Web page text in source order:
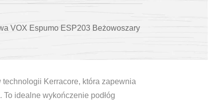
VOX Espumo ESP203 Beżowoszary
Kerracore, która zapewnia
idealne wykończenie podłóg